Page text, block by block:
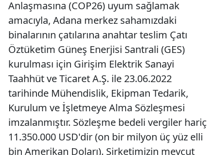
Anlaşmasına (COP26) uyum sağlamak
amacıyla, Adana merkez sahamızdaki
binalarının çatılarına anahtar teslim Çatı
Öztüketim Güneş Enerjisi Santrali (GES)
kurulması için Girişim Elektrik Sanayi
Taahhüt ve Ticaret A.Ş. ile 23.06.2022
tarihinde Mühendislik, Ekipman Tedarik,
Kurulum ve İşletmeye Alma Sözleşmesi
imzalanmıştır. Sözleşme bedeli vergiler hariç
11.350.000 USD'dir (on bir milyon üç yüz elli
bin Amerikan Doları). Şirketimizin mevcut